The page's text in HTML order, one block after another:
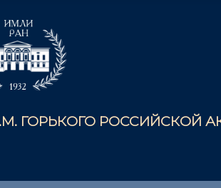
ГОРЬКОГО РОССИЙСКОЙ